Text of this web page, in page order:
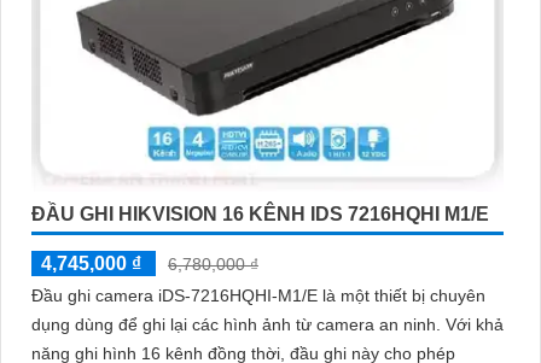
ĐẦU GHI HIKVISION 16 KÊNH IDS 7216HQHI M1/E
4,745,000 ₫
6,780,000 ₫
Đầu ghi camera iDS-7216HQHI-M1/E là một thiết bị chuyên
dụng dùng để ghi lại các hình ảnh từ camera an ninh. Với khả
năng ghi hình 16 kênh đồng thời, đầu ghi này cho phép